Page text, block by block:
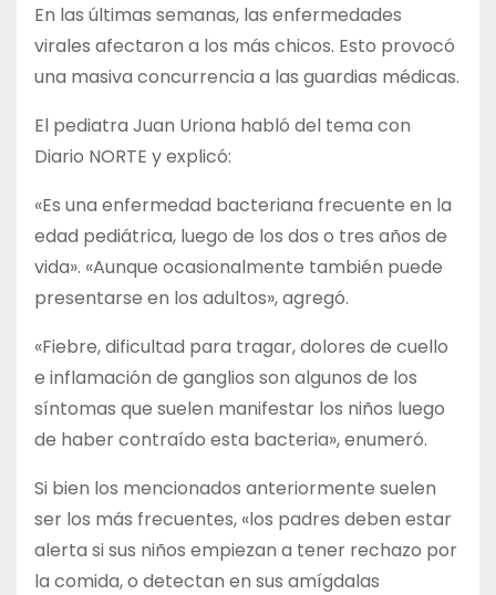
En las últimas semanas, las enfermedades
virales afectaron a los más chicos. Esto provocó
una masiva concurrencia a las guardias médicas.
El pediatra Juan Uriona habló del tema con
Diario NORTE y explicó:
«Es una enfermedad bacteriana frecuente en la
edad pediátrica, luego de los dos o tres años de
vida». «Aunque ocasionalmente también puede
presentarse en los adultos», agregó.
«Fiebre, dificultad para tragar, dolores de cuello
e inflamación de ganglios son algunos de los
síntomas que suelen manifestar los niños luego
de haber contraído esta bacteria», enumeró.
Si bien los mencionados anteriormente suelen
ser los más frecuentes, «los padres deben estar
alerta si sus niños empiezan a tener rechazo por
la comida, o detectan en sus amígdalas